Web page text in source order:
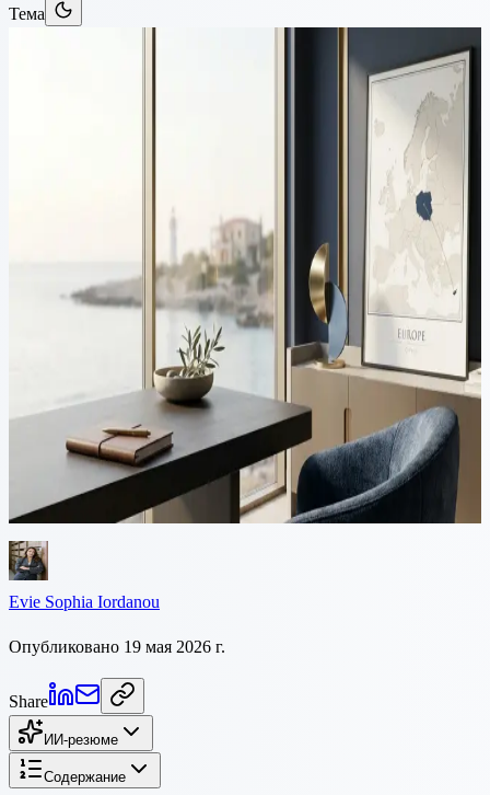
Тема
Переезд на Кипр из Польши:
руководство по налогам,
резидентству и
структуированию 2026
Переезд из Польши на Кипр требует координированного
планирования в обеих юрисдикциях. Это руководство
охватывает польский налог на выход, снятие с учета, Yellow
Slip, статус Non-Dom на Кипре, пересмотренное правило 60
дней и структуру компании на Кипре для польских
предпринимателей в 2026 году.
Evie Sophia Iordanou
Опубликовано 19 мая 2026 г.
Share
ИИ-резюме
Содержание